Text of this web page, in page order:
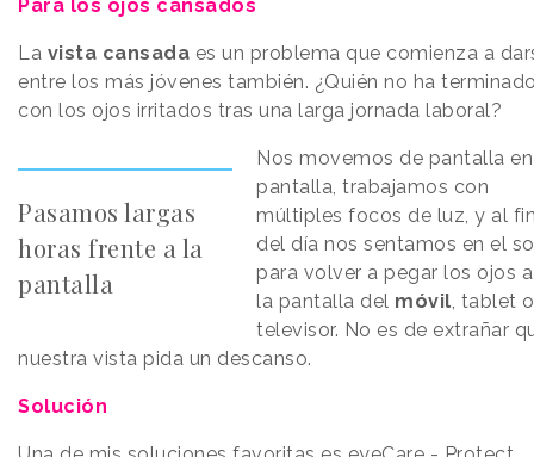
Para los ojos cansados
La vista cansada es un problema que comienza a
entre los más jóvenes también. ¿Quién no ha
con los ojos irritados tras una larga jornada laboral?
Pasamos largas
horas frente a la
pantalla
Nos movemos de pantalla en
pantalla, trabajamos con
múltiples focos de luz, y al
del día nos sentamos en el
para volver a pegar los ojos a
la pantalla del móvil, tablet o
televisor. No es de extrañar
nuestra vista pida un descanso.
Solución